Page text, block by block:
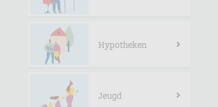
Hypotheken
Jeugd